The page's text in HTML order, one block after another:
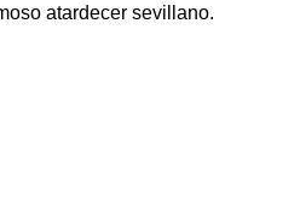
atardecer sevillano.